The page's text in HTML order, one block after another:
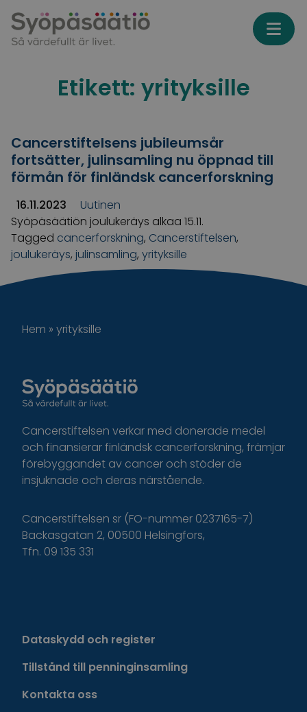
Etikett: yrityksille
Cancerstiftelsens jubileumsår
fortsätter, julinsamling nu öppnad till
förmån för finländsk cancerforskning
16.11.2023
Uutinen
Syöpäsäätiön joulukeräys alkaa 15.11.
Tagged cancerforskning, Cancerstiftelsen,
joulukeräys, julinsamling, yrityksille
Hem » yrityksille
Cancerstiftelsen verkar med donerade medel
och finansierar finländsk cancerforskning, främjar
förebyggandet av cancer och stöder de
insjuknade och deras närstående.
Cancerstiftelsen sr (FO-nummer 0237165-7)
Backasgatan 2, 00500 Helsingfors,
Tfn. 09 135 331
Dataskydd och register
Tillstånd till penninginsamling
Kontakta oss